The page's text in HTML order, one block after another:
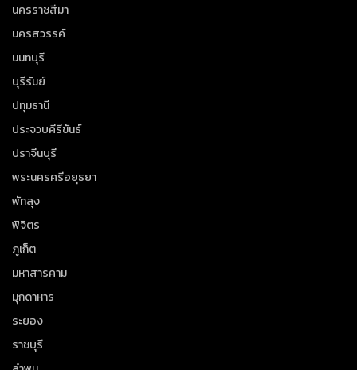
นครราชสีมา
นครสวรรค์
นนทบุรี
บุรีรัมย์
ปทุมธานี
ประจวบคีรีขันธ์
ปราจีนบุรี
พระนครศรีอยุธยา
พัทลุง
พิจิตร
ภูเก็ต
มหาสารคาม
มุกดาหาร
ระยอง
ราชบุรี